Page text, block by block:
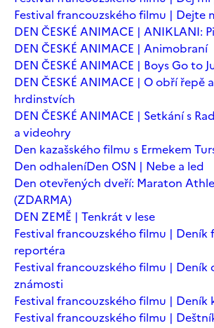
Festival francouzského filmu | Dejte
DEN ČESKÉ ANIMACE | ANIKLANI:
DEN ČESKÉ ANIMACE | Animobraní
DEN ČESKÉ ANIMACE | Boys Go to
DEN ČESKÉ ANIMACE | O obří řepě
hrdinstvích
DEN ČESKÉ ANIMACE | Setkání s
a videohry
Den kazašského filmu s Ermekem
Den odhaleníDen OSN | Nebe a led
Den otevřených dveří: Maraton
(ZDARMA)
DEN ZEMĚ | Tenkrát v lese
Festival francouzského filmu | Deník
reportéra
Festival francouzského filmu | Deník
známosti
Festival francouzského filmu | Deník
Festival francouzského filmu |